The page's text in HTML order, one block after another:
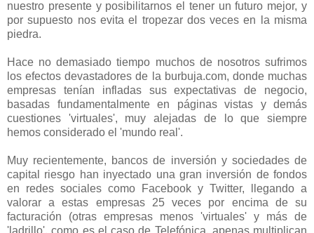
nuestro presente y posibilitarnos el tener un futuro mejor, y
por supuesto nos evita el tropezar dos veces en la misma
piedra.
Hace no demasiado tiempo muchos de nosotros sufrimos
los efectos devastadores de la burbuja.com, donde muchas
empresas tenían infladas sus expectativas de negocio,
basadas fundamentalmente en páginas vistas y demás
cuestiones 'virtuales', muy alejadas de lo que siempre
hemos considerado el 'mundo real'.
Muy recientemente, bancos de inversión y sociedades de
capital riesgo han inyectado una gran inversión de fondos
en redes sociales como Facebook y Twitter, llegando a
valorar a estas empresas 25 veces por encima de su
facturación (otras empresas menos 'virtuales' y más de